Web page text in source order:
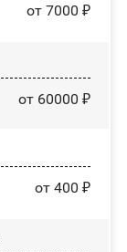
от 7000 ₽
от 60000 ₽
от 400 ₽